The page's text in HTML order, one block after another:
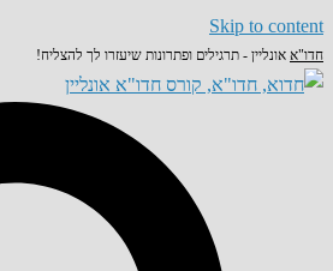
Skip to content
חדו"א אונליין - תרגילים ופתרונות שיעזרו לך להצליח!